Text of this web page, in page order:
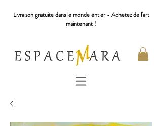
Livraison gratuite dans le monde entier - Achetez de l'art
maintenant !